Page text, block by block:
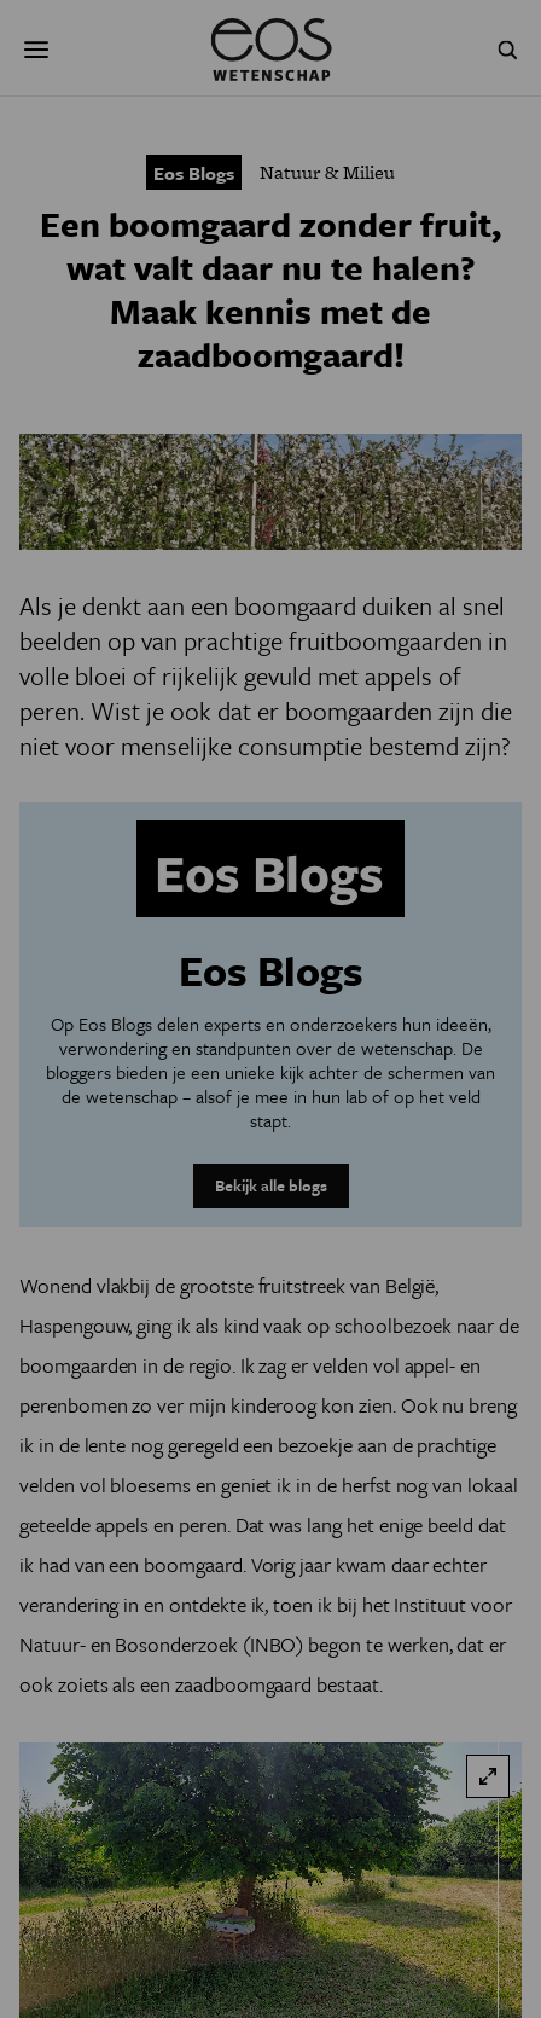
naar
GEZONDHEID
NATUURWETENSCHAPPEN
PSYCHE & BREIN BLOGS
PODCAST AGENDA
JONGE UITDAGERS
Eos Blogs Natuur & Milieu
Een boomgaard zonder fruit,
wat valt daar nu te halen?
Maak kennis met de
zaadboomgaard!
Als je denkt aan een boomgaard duiken al snel
beelden op van prachtige fruitboomgaarden in
volle bloei of rijkelijk gevuld met appels of
peren. Wist je ook dat er boomgaarden zijn die
niet voor menselijke consumptie bestemd zijn?
Eos Blogs
Op Eos Blogs delen experts en onderzoekers hun ideeën,
verwondering en standpunten over de wetenschap. De
bloggers bieden je een unieke kijk achter de schermen van
de wetenschap – alsof je mee in hun lab of op het veld
stapt.
Bekijk alle blogs
Wonend vlakbij de grootste fruitstreek van België,
Haspengouw, ging ik als kind vaak op schoolbezoek naar de
boomgaarden in de regio. Ik zag er velden vol appel- en
perenbomen zo ver mijn kinderoog kon zien. Ook nu breng
ik in de lente nog geregeld een bezoekje aan de prachtige
velden vol bloesems en geniet ik in de herfst nog van lokaal
geteelde appels en peren. Dat was lang het enige beeld dat
ik had van een boomgaard. Vorig jaar kwam daar echter
verandering in en ontdekte ik, toen ik bij het Instituut voor
Natuur- en Bosonderzoek (INBO) begon te werken, dat er
ook zoiets als een zaadboomgaard bestaat.